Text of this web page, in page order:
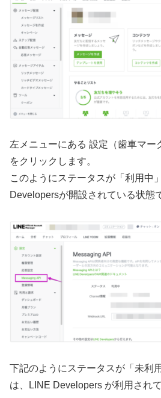
左メニューにある 設定（歯車マー
をクリックします。
このようにステータスが「利用中
Developersが開設されている状態
下記のようにステータスが「未利
は、LINE Developers が利用されて